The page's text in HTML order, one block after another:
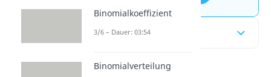
Inhaltsübersicht
Binomialkoeffizient
3/6 – Dauer: 03:54
Binomialverteilung